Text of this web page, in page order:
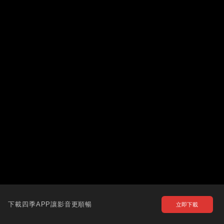
下載四季APP讓影音更順暢 立即下載